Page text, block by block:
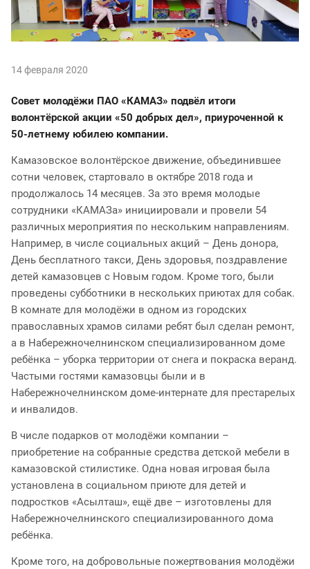
14 февраля 2020
Совет молодёжи ПАО «КАМАЗ» подвёл итоги
волонтёрской акции «50 добрых дел», приуроченной к
50-летнему юбилею компании.
Камазовское волонтёрское движение, объединившее
сотни человек, стартовало в октябре 2018 года и
продолжалось 14 месяцев. За это время молодые
сотрудники «КАМАЗа» инициировали и провели 54
различных мероприятия по нескольким направлениям.
Например, в числе социальных акций – День донора,
День бесплатного такси, День здоровья, поздравление
детей камазовцев с Новым годом. Кроме того, были
проведены субботники в нескольких приютах для собак.
В комнате для молодёжи в одном из городских
православных храмов силами ребят был сделан ремонт,
а в Набережночелнинском специализированном доме
ребёнка – уборка территории от снега и покраска веранд.
Частыми гостями камазовцы были и в
Набережночелнинском доме-интернате для престарелых
и инвалидов.
В числе подарков от молодёжи компании –
приобретение на собранные средства детской мебели в
камазовской стилистике. Одна новая игровая была
установлена в социальном приюте для детей и
подростков «Асылташ», ещё две – изготовлены для
Набережночелнинского специализированного дома
ребёнка.
Кроме того, на добровольные пожертвования молодёжи